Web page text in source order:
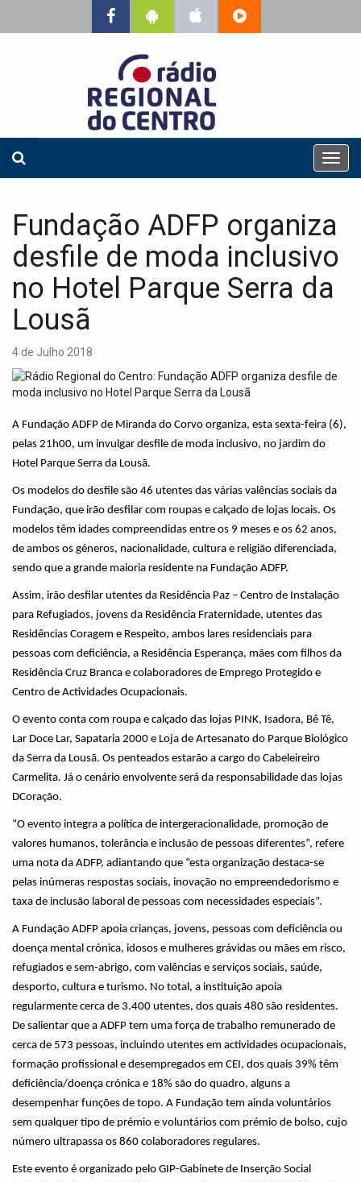
T
o
l
n
v
i
Fundação ADFP organiza
desfile de moda inclusivo
no Hotel Parque Serra da
Lousã
4 de Julho 2018
A Fundação ADFP de Miranda do Corvo organiza, esta sexta-feira (6),
pelas 21h00, um invulgar desfile de moda inclusivo, no jardim do
Hotel Parque Serra da Lousã.
Os modelos do desfile são 46 utentes das várias valências sociais da
Fundação, que irão desfilar com roupas e calçado de lojas locais. Os
modelos têm idades compreendidas entre os 9 meses e os 62 anos,
de ambos os géneros, nacionalidade, cultura e religião diferenciada,
sendo que a grande maioria residente na Fundação ADFP.
Assim, irão desfilar utentes da Residência Paz – Centro de Instalação
para Refugiados, jovens da Residência Fraternidade, utentes das
Residências Coragem e Respeito, ambos lares residenciais para
pessoas com deficiência, a Residência Esperança, mães com filhos da
Residência Cruz Branca e colaboradores de Emprego Protegido e
Centro de Actividades Ocupacionais.
O evento conta com roupa e calçado das lojas PINK, Isadora, Bê Tê,
Lar Doce Lar, Sapataria 2000 e Loja de Artesanato do Parque Biológico
da Serra da Lousã. Os penteados estarão a cargo do Cabeleireiro
Carmelita. Já o cenário envolvente será da responsabilidade das lojas
DCoração.
“O evento integra a política de intergeracionalidade​, promoção de
valores humanos​, tolerância e inclusão​ de pessoas diferentes”, refere
uma nota da ADFP, adiantando que “esta organização destaca-se
pelas inúmeras respostas sociais, inovação no empreendedorismo ​e
taxa de inclusão laboral de pessoas com necessidades especiais”.
A Fundação ADFP apoia crianças, jovens, pessoas com deficiência ou
doença mental crónica, idosos e mulheres grávidas ou mães em risco,
refugiados e sem-abrigo, com valências e serviços sociais, saúde,
desporto, cultura e turismo. No total, a instituição apoia
regularmente cerca de 3.400 utentes, dos quais 480 são residentes.
De salientar que a ADFP tem uma força de trabalho remunerado de
cerca de 573 pessoas, incluindo utentes em actividades ocupacionais,
formação profissional e desempregados em CEI, dos quais 39% têm
deficiência/doença crónica e 18% são do quadro, alguns a
desempenhar funções de topo. A Fundação tem ainda voluntários
sem qualquer tipo de prémio e voluntários com prémio de bolso, cujo
número ultrapassa os 860 colaboradores regulares.
Este evento é organizado pelo GIP-Gabinete de Inserção Social